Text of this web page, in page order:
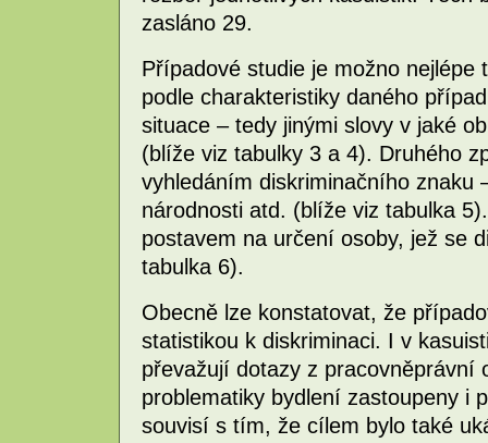
zasláno 29.
Případové studie je možno
podle charakteristiky daného
situace – tedy jinými slovy v jaké
(blíže viz tabulky 3 a 4). Druhého
vyhledáním diskriminačního znaku
národnosti atd. (blíže viz tabulka
postavem na určení osoby, jež se
tabulka 6).
Obecně lze konstatovat, že
statistikou k diskriminaci. I v
převažují dotazy z pracovněprávní
problematiky bydlení zastoupeny i
souvisí s tím, že cílem bylo také